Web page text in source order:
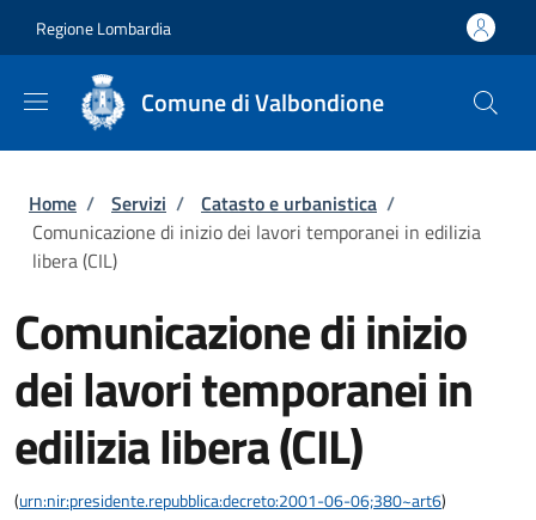
Regione Lombardia
Comune di Valbondione
Briciole di pane
Home / Servizi / Catasto e urbanistica /
Comunicazione di inizio dei lavori temporanei in edilizia
libera (CIL)
Comunicazione di inizio
dei lavori temporanei in
edilizia libera (CIL)
(urn:nir:presidente.repubblica:decreto:2001-06-06;380~art6)